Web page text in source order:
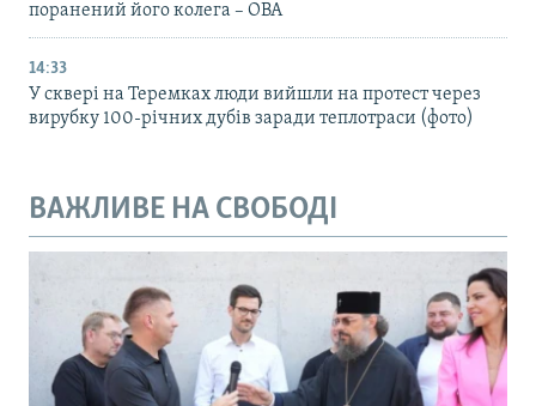
поранений його колега – ОВА
14:33
У сквері на Теремках люди вийшли на протест через
вирубку 100-річних дубів заради теплотраси (фото)
ВАЖЛИВЕ НА СВОБОДІ